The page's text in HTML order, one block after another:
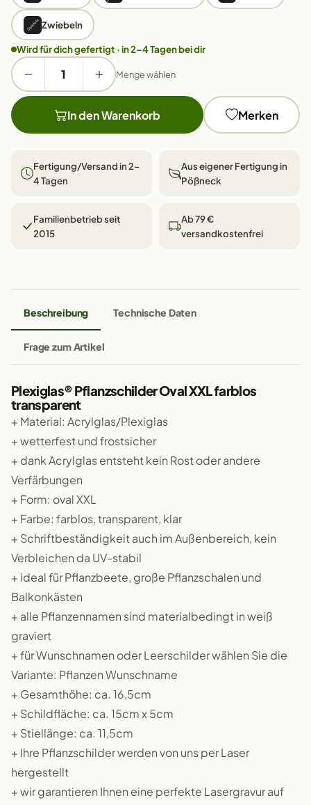
Zwiebeln
Wird für dich gefertigt · in 2–4 Tagen bei dir
Menge wählen
In den Warenkorb Merken
Fertigung/Versand in 2–
4 Tagen
Aus eigener Fertigung in
Pößneck
Familienbetrieb seit
2015
Ab 79 €
versandkostenfrei
Beschreibung Technische Daten
Frage zum Artikel
Plexiglas® Pflanzschilder Oval XXL farblos
transparent
+ Material: Acrylglas/Plexiglas
+ wetterfest und frostsicher
+ dank Acrylglas entsteht kein Rost oder andere
Verfärbungen
+ Form: oval XXL
+ Farbe: farblos, transparent, klar
+ Schriftbeständigkeit auch im Außenbereich, kein
Verbleichen da UV-stabil
+ ideal für Pflanzbeete, große Pflanzschalen und
Balkonkästen
+ alle Pflanzennamen sind materialbedingt in weiß
graviert
+ für Wunschnamen oder Leerschilder wählen Sie die
Variante: Pflanzen Wunschname
+ Gesamthöhe: ca. 16,5cm
+ Schildfläche: ca. 15cm x 5cm
+ Stiellänge: ca. 11,5cm
+ Ihre Pflanzschilder werden von uns per Laser
hergestellt
+ wir garantieren Ihnen eine perfekte Lasergravur auf